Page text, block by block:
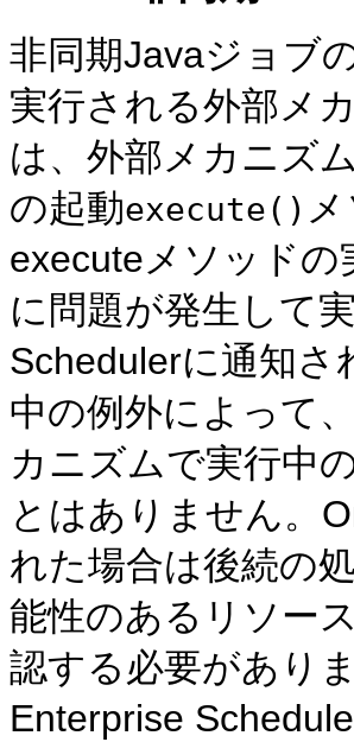
非同期Javaジョブ
実行される外部メ
は、外部メカニズ
の起動execute()
executeメソッド
に問題が発生して
Schedulerに通知
中の例外によって
カニズムで実行中
とはありません。
れた場合は後続の
能性のあるリソー
認する必要があり
Enterprise